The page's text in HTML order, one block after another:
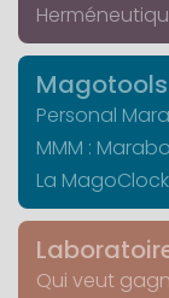
Magotools
Personal
MMM :
La MagoClock
Qui veut